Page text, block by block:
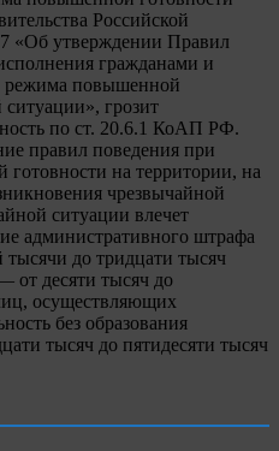
Российской
«Об утверждении Правил
гражданами и
режима повышенной
грозит
по ст. 20.6.1 КоАП РФ.
правил поведения при
на территории, на
чрезвычайной
ситуации влечет
административного штрафа
тысячи до тридцати тысяч
от десяти тысяч до
осуществляющих
без образования
тысяч до пятидесяти тысяч